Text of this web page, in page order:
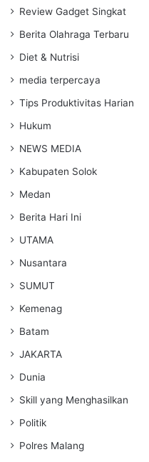
Review Gadget Singkat
Berita Olahraga Terbaru
Diet & Nutrisi
media terpercaya
Tips Produktivitas Harian
Hukum
NEWS MEDIA
Kabupaten Solok
Medan
Berita Hari Ini
UTAMA
Nusantara
SUMUT
Kemenag
Batam
JAKARTA
Dunia
Skill yang Menghasilkan
Politik
Polres Malang